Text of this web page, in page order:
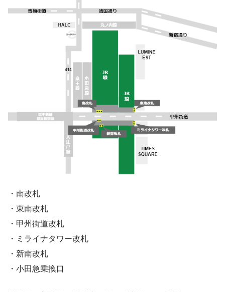
・南改札
・東南改札
・甲州街道改札
・ミライナタワー改札
・新南改札
・小田急乗換口